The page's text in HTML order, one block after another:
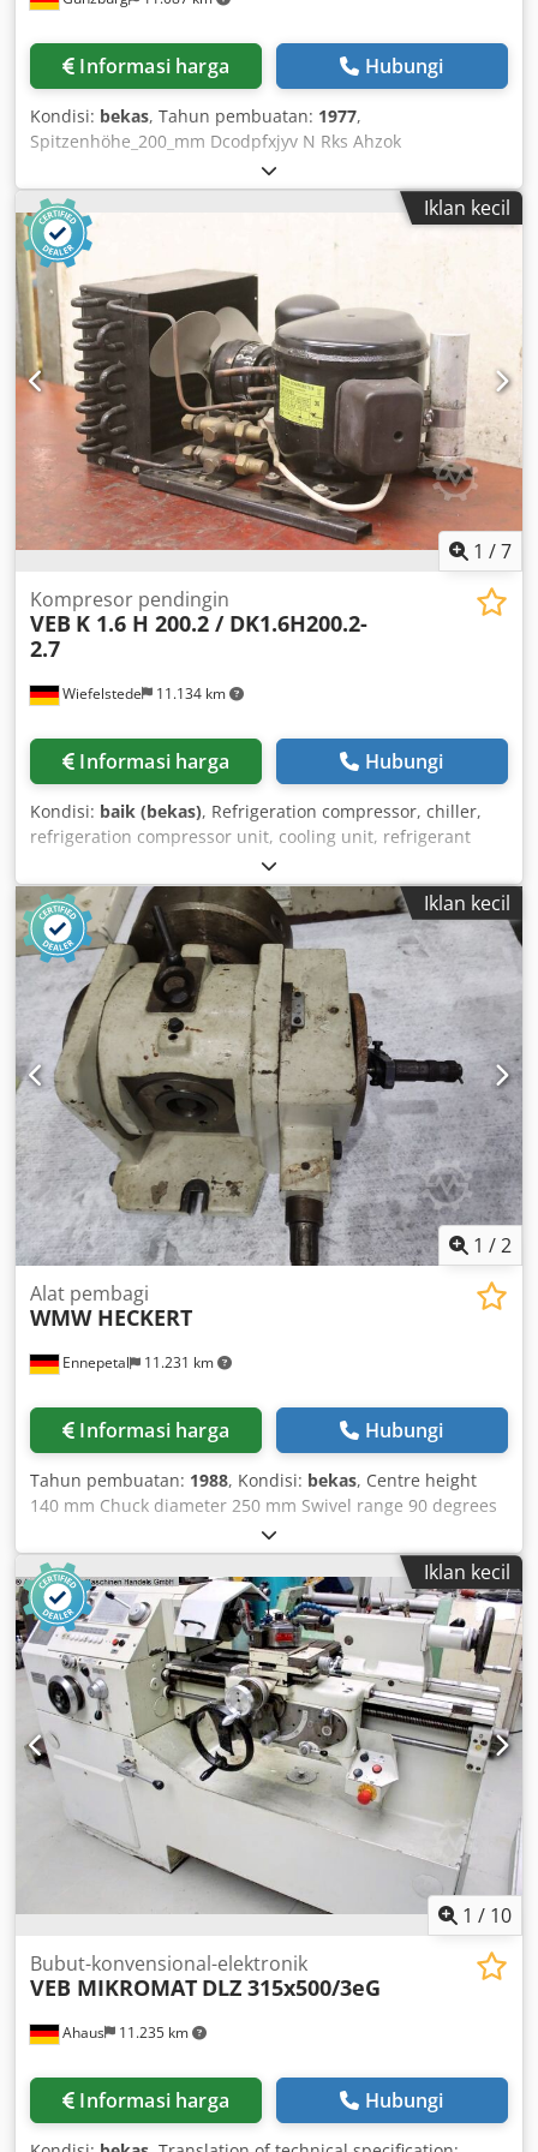
black Includes the following options: LED machine lamp,
position 12. Delivery time: Ex stock Waiblingen Beinstein
Informasi harga Hubungi
Kondisi: bekas, Tahun pembuatan: 1977,
Spitzenhöhe_200_mm Dcodpfxjyv N Rks Ahzok
Iklan kecil
1 /7
Wiefelstede 11.134 km
Kompresor pendingin
VEB K 1.6 H 200.2 / DK1.6H200.2-
2.7
Informasi harga Hubungi
Kondisi: baik (bekas), Refrigeration compressor, chiller,
refrigeration compressor unit, cooling unit, refrigerant
compressor, compressor, motor-driven compressor,
cooling machine, cooling aggregate -Manufacturer: VEB,
complete refrigeration compressor cooling unit -Type: K
1.6 H 200.2 / DK1,6H200,2-2.7 -Power: 290 W Dcjdpfx
Asupbdajhzek -Voltage: 220 V Max. operating pressure:
15.2 bar Details: see type plate in photos -Dimensions
(overall): 480 x 300 x H245 mm -Weight: 22 kg
Iklan kecil
1 /2
Ennepetal 11.231 km
Alat pembagi
WMW HECKERT
Informasi harga Hubungi
Tahun pembuatan: 1988, Kondisi: bekas, Centre height
140 mm Chuck diameter 250 mm Swivel range 90 degrees
Machine weight approx. 150 kg Swiveling dividing head
from a Heckert FU 400 Dcodpfsipyx Tsx Ahzjk
Iklan kecil
1 / 10
Ahaus 11.235 km
Bubut-konvensional-elektronik
VEB MIKROMAT DLZ 315x500/3eG
Informasi harga Hubungi